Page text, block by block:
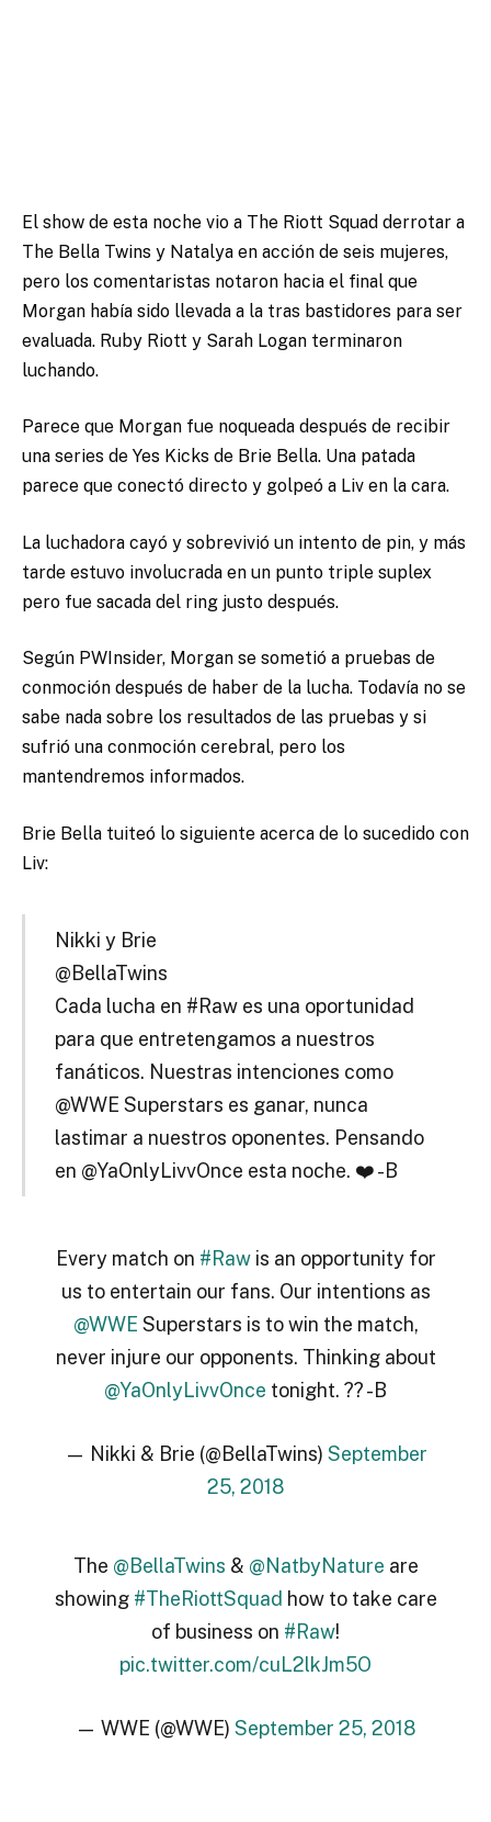
El show de esta noche vio a The Riott Squad derrotar a
The Bella Twins y Natalya en acción de seis mujeres,
pero los comentaristas notaron hacia el final que
Morgan había sido llevada a la tras bastidores para ser
evaluada. Ruby Riott y Sarah Logan terminaron
luchando.
Parece que Morgan fue noqueada después de recibir
una series de Yes Kicks de Brie Bella. Una patada
parece que conectó directo y golpeó a Liv en la cara.
La luchadora cayó y sobrevivió un intento de pin, y más
tarde estuvo involucrada en un punto triple suplex
pero fue sacada del ring justo después.
Según PWInsider, Morgan se sometió a pruebas de
conmoción después de haber de la lucha. Todavía no se
sabe nada sobre los resultados de las pruebas y si
sufrió una conmoción cerebral, pero los
mantendremos informados.
Brie Bella tuiteó lo siguiente acerca de lo sucedido con
Liv:
Nikki y Brie
@BellaTwins
Cada lucha en #Raw es una oportunidad
para que entretengamos a nuestros
fanáticos. Nuestras intenciones como
@WWE Superstars es ganar, nunca
lastimar a nuestros oponentes. Pensando
en @YaOnlyLivvOnce esta noche. ❤️ -B
Every match on #Rawis an opportunity for
us to entertain our fans. Our intentions as
@WWE Superstars is to win the match,
never injure our opponents. Thinking about
@YaOnlyLivvOnce tonight. ?? -B
— Nikki & Brie (@BellaTwins) September
25, 2018
The @BellaTwins & @NatbyNature are
showing #TheRiottSquad how to take care
of business on #Raw!
pic.twitter.com/cuL2lkJm5O
— WWE (@WWE) September 25, 2018